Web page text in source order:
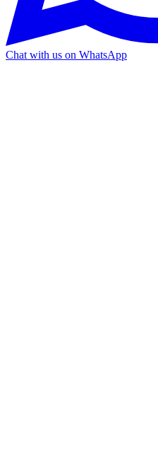
Chat with us on WhatsApp